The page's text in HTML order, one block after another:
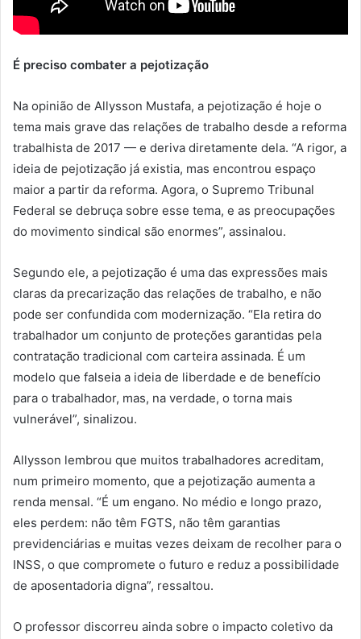
É preciso combater a pejotização
Na opinião de Allysson Mustafa, a pejotização é hoje o
tema mais grave das relações de trabalho desde a reforma
trabalhista de 2017 — e deriva diretamente dela. “A rigor, a
ideia de pejotização já existia, mas encontrou espaço
maior a partir da reforma. Agora, o Supremo Tribunal
Federal se debruça sobre esse tema, e as preocupações
do movimento sindical são enormes”, assinalou.
Segundo ele, a pejotização é uma das expressões mais
claras da precarização das relações de trabalho, e não
pode ser confundida com modernização. “Ela retira do
trabalhador um conjunto de proteções garantidas pela
contratação tradicional com carteira assinada. É um
modelo que falseia a ideia de liberdade e de benefício
para o trabalhador, mas, na verdade, o torna mais
vulnerável”, sinalizou.
Allysson lembrou que muitos trabalhadores acreditam,
num primeiro momento, que a pejotização aumenta a
renda mensal. “É um engano. No médio e longo prazo,
eles perdem: não têm FGTS, não têm garantias
previdenciárias e muitas vezes deixam de recolher para o
INSS, o que compromete o futuro e reduz a possibilidade
de aposentadoria digna”, ressaltou.
O professor discorreu ainda sobre o impacto coletivo da